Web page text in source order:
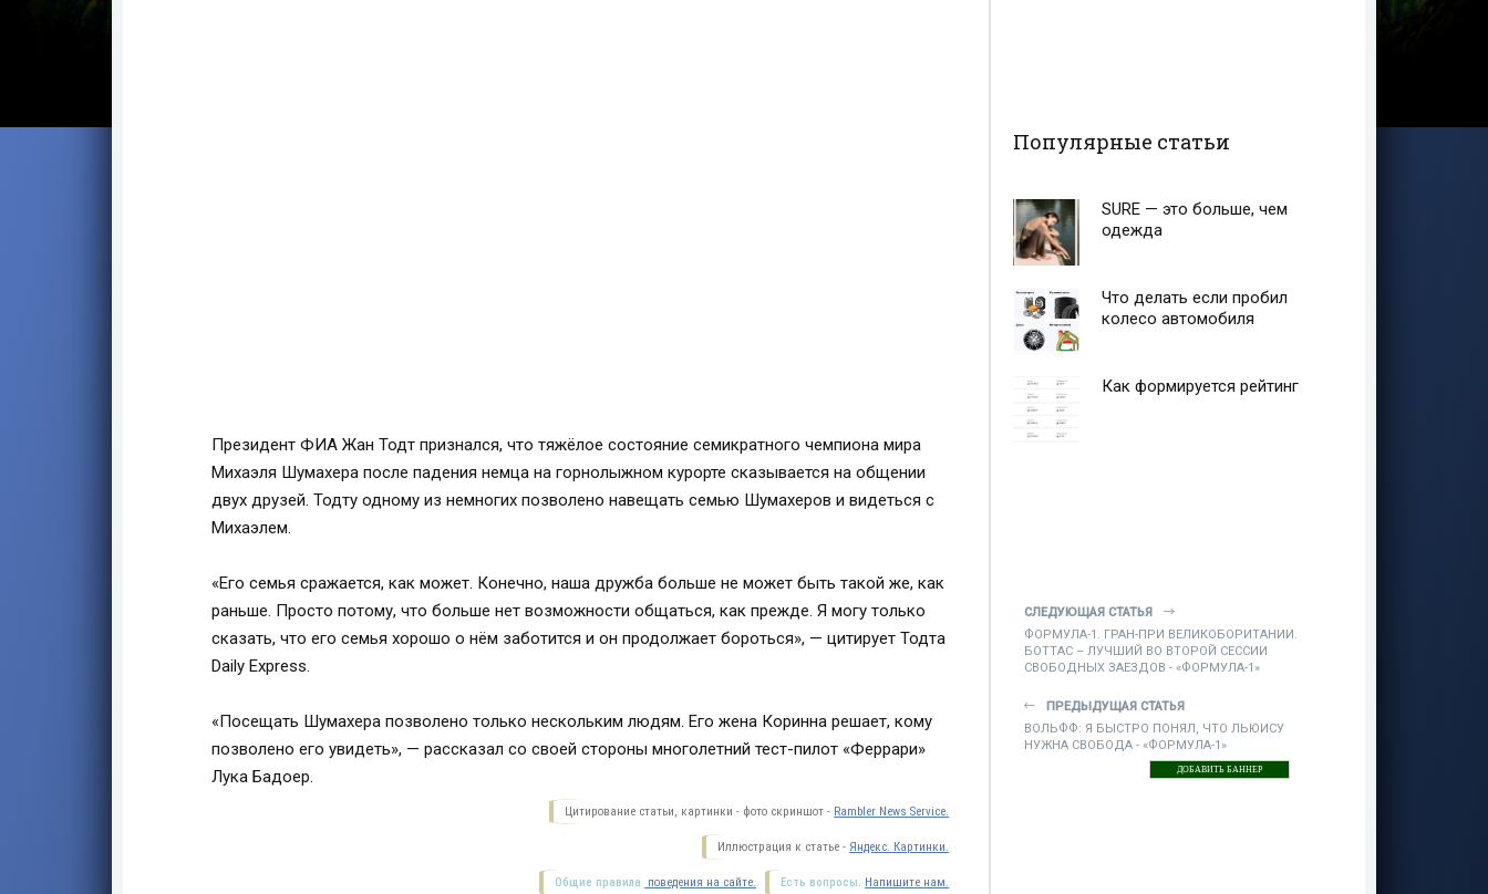
Президент ФИА Жан Тодт признался, что тяжёлое состояние семикратного чемпиона мира
Михаэля Шумахера после падения немца на горнолыжном курорте сказывается на общении
двух друзей. Тодту одному из немногих позволено навещать семью Шумахеров и видеться с
Михаэлем.
«Его семья сражается, как может. Конечно, наша дружба больше не может быть такой же, как
раньше. Просто потому, что больше нет возможности общаться, как прежде. Я могу только
сказать, что его семья хорошо о нём заботится и он продолжает бороться», — цитирует Тодта
Daily Express.
«Посещать Шумахера позволено только нескольким людям. Его жена Коринна решает, кому
позволено его увидеть», — рассказал со своей стороны многолетний тест-пилот «Феррари»
Лука Бадоер.
Цитирование статьи, картинки - фото скриншот - Rambler News Service.
Иллюстрация к статье - Яндекс. Картинки.
Есть вопросы. Напишите нам.
Общие правила поведения на сайте.
Популярные статьи
SURE — это больше, чем
одежда
Что делать если пробил
колесо автомобиля
Как формируется рейтинг
СЛЕДУЮЩАЯ СТАТЬЯ
ФОРМУЛА-1. ГРАН-ПРИ ВЕЛИКОБОРИТАНИИ.
БОТТАС – ЛУЧШИЙ ВО ВТОРОЙ СЕССИИ
СВОБОДНЫХ ЗАЕЗДОВ - «ФОРМУЛА-1»
ПРЕДЫДУЩАЯ СТАТЬЯ
ВОЛЬФФ: Я БЫСТРО ПОНЯЛ, ЧТО ЛЬЮИСУ
НУЖНА СВОБОДА - «ФОРМУЛА-1»
ДОБАВИТЬ БАННЕР